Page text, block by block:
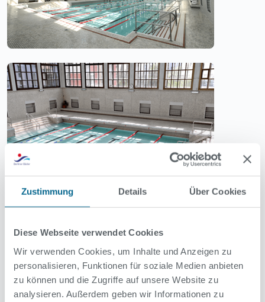
Zustimmung Details Über Cookies
Diese Webseite verwendet Cookies
Wir verwenden Cookies, um Inhalte und Anzeigen zu
personalisieren, Funktionen für soziale Medien anbieten
zu können und die Zugriffe auf unsere Website zu
analysieren. Außerdem geben wir Informationen zu